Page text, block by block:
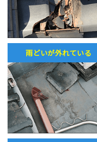
雨どいが外れている